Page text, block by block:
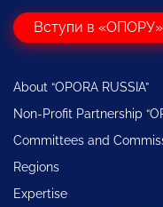
Вступи в «ОПОРУ»
About “OPORA RUSSIA”
Non-Profit Partnership
Committees and
Regions
Expertise